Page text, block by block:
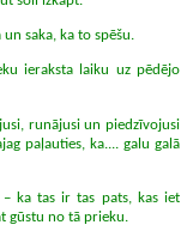
saka, ka to spēšu.
ieraksta laiku uz pēdējo
runājusi un piedzīvojusi
paļauties, ka.... galu galā
ka tas ir tas pats, kas iet
gūstu no tā prieku.